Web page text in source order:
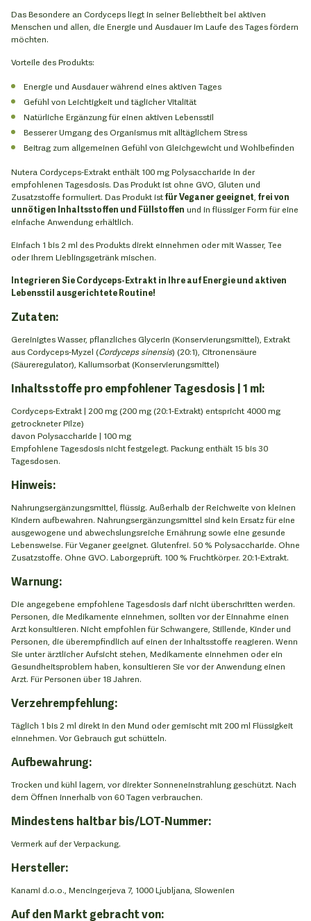
Das Besondere an Cordyceps liegt in seiner Beliebtheit bei aktiven
Menschen und allen, die Energie und Ausdauer im Laufe des Tages fördern
möchten.
Vorteile des Produkts:
Energie und Ausdauer während eines aktiven Tages
Gefühl von Leichtigkeit und täglicher Vitalität
Natürliche Ergänzung für einen aktiven Lebensstil
Besserer Umgang des Organismus mit alltäglichem Stress
Beitrag zum allgemeinen Gefühl von Gleichgewicht und Wohlbefinden
Nutera Cordyceps-Extrakt enthält 100 mg Polysaccharide in der
empfohlenen Tagesdosis. Das Produkt ist ohne GVO, Gluten und
Zusatzstoffe formuliert. Das Produkt istfür Veganer geeignet frei von
unnötigen Inhaltsstoffen und Füllstoffen und in flüssiger Form für eine
einfache Anwendung erhältlich.
Einfach 1 bis 2 ml des Produkts direkt einnehmen oder mit Wasser, Tee
oder Ihrem Lieblingsgetränk mischen.
Integrieren Sie Cordyceps-Extrakt in Ihre auf Energie und aktiven
Lebensstil ausgerichtete Routine!
Zutaten:
Gereinigtes Wasser, pflanzliches Glycerin (Konservierungsmittel), Extrakt
aus Cordyceps-Myzel (Cordyceps sinensis) (20:1), Citronensäure
(Säureregulator), Kaliumsorbat (Konservierungsmittel)
Inhaltsstoffe pro empfohlener Tagesdosis | 1 ml:
Cordyceps-Extrakt | 200 mg (200 mg (20:1-Extrakt) entspricht 4000 mg
getrockneter Pilze)
davon Polysaccharide | 100 mg
Empfohlene Tagesdosis nicht festgelegt. Packung enthält 15 bis 30
Tagesdosen.
Hinweis:
Nahrungsergänzungsmittel, flüssig. Außerhalb der Reichweite von kleinen
Kindern aufbewahren. Nahrungsergänzungsmittel sind kein Ersatz für eine
ausgewogene und abwechslungsreiche Ernährung sowie eine gesunde
Lebensweise. Für Veganer geeignet. Glutenfrei. 50 % Polysaccharide. Ohne
Zusatzstoffe. Ohne GVO. Laborgeprüft. 100 % Fruchtkörper. 20:1-Extrakt.
Warnung:
Die angegebene empfohlene Tagesdosis darf nicht überschritten werden.
Personen, die Medikamente einnehmen, sollten vor der Einnahme einen
Arzt konsultieren. Nicht empfohlen für Schwangere, Stillende, Kinder und
Personen, die überempfindlich auf einen der Inhaltsstoffe reagieren. Wenn
Sie unter ärztlicher Aufsicht stehen, Medikamente einnehmen oder ein
Gesundheitsproblem haben, konsultieren Sie vor der Anwendung einen
Arzt. Für Personen über 18 Jahren.
Verzehrempfehlung:
Täglich 1 bis 2 ml direkt in den Mund oder gemischt mit 200 ml Flüssigkeit
einnehmen. Vor Gebrauch gut schütteln.
Aufbewahrung:
Trocken und kühl lagern, vor direkter Sonneneinstrahlung geschützt. Nach
dem Öffnen innerhalb von 60 Tagen verbrauchen.
Mindestens haltbar bis/LOT-Nummer:
Vermerk auf der Verpackung.
Hersteller:
Kanami d.o.o., Mencingerjeva 7, 1000 Ljubljana, Slowenien
Auf den Markt gebracht von: